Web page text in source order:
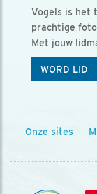
Vogels is het
prachtige
Met jouw
WORD LID
Onze sites